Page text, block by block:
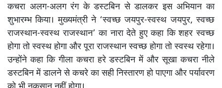
कचरा अलग-अलग रंग के डस्टबिन से डालकर इस अभियान का
शुभारम्भ किया। मुख्यमंत्री ने ‘स्वच्छ जयपुर-स्वस्थ जयपुर, स्वच्छ
राजस्थान-स्वस्थ राजस्थान’ का नारा देते हुए कहा कि शहर स्वच्छ
होगा तो स्वस्थ होगा और पूरा राजस्थान स्वच्छ होगा तो स्वस्थ रहेगा।
उन्होंने कहा कि गीला कचरा हरे डस्टबिन में और सूखा कचरा नीले
डस्टबिन में डालने से कचरे का सही निस्तारण हो पाएगा और पर्यावरण